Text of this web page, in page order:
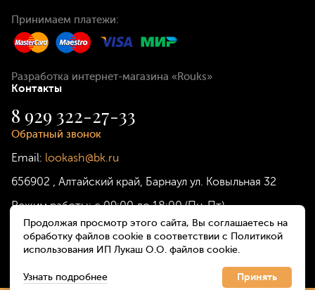
Принимаем платежи:
Разработка интернет-магазина «Rouks»
Контакты
8 929 322-27-33
Обратный звонок
Email: lookash@bk.ru
656902
Алтайский край, Барнаул ул. Ковыльная 32
Режим работы:с 09:00 до 18:00 (Пн-Пт)
Продолжая просмотр этого сайта, Вы соглашаетесь на
обработку файлов cookie в соответствии с Политикой
использования ИП Лукаш О.О. файлов cookie.
Узнать подробнее Принять